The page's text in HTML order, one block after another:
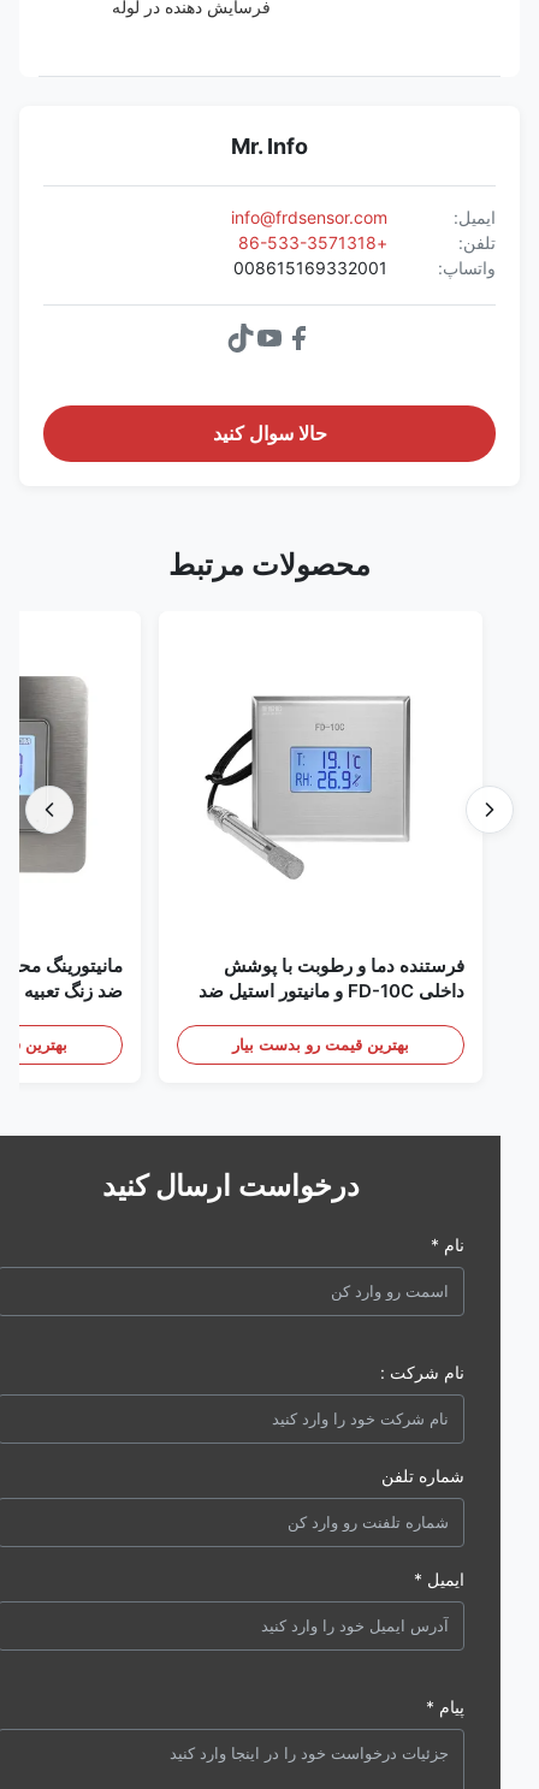
فرسایش دهنده در لوله
Mr. Info
ایمیل:
info@frdsensor.com
واتساپ:
008615169332001
حالا سوال کنيد
محصولات مرتبط
فرستنده دما و رطوبت با پوشش
داخلی FD-10C و مانیتور استیل ضد
بهترین قیمت رو بدست بیار
مانیتورینگ محیطی
بهترین قیمت
درخواست ارسال کنید
نام شرکت :
شماره تلفن
ایمیل *